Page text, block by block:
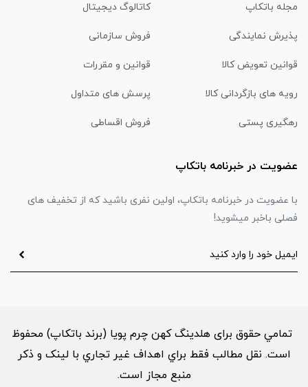
مجله باتکاپ کاتالوگ دیجیتال
پذیرش نمایندگی فروش سازمانی
قوانین تعویض کالا قوانین و مقررات
رویه های بازگردانی کالا پرسش های متداول
رهگیری پستی فروش اقساطی
عضویت در خبرنامه باتکاپ
با عضویت در خبرنامه باتکاپ، اولین نفری باشید که از تخفیف های
فصلی باخبر میشوید!
تمامي حقوق برای هلدینگ کهن چرم پویا (برند باتکاپ) محفوظ
است. نقل مطالب فقط براي اهداف غير تجاري با لینک و ذکر
منبع مجاز است.